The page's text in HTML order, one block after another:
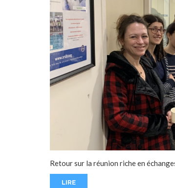
Retour sur la réunion riche en
LIRE